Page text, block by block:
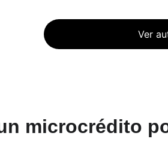
Ver
microcrédito